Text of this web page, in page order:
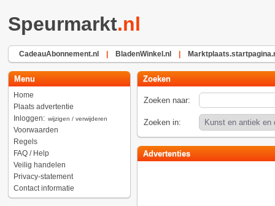
Speurmarkt.nl
CadeauAbonnement.nl BladenWinkel.nl
Menu
Home
Plaats advertentie
Inloggen: wijzigen / verwijderen
Voorwaarden
Regels
FAQ / Help
Veilig handelen
Privacy-statement
Contact informatie
Zoeken
Zoeken naar:
Zoeken in:
Advertenties